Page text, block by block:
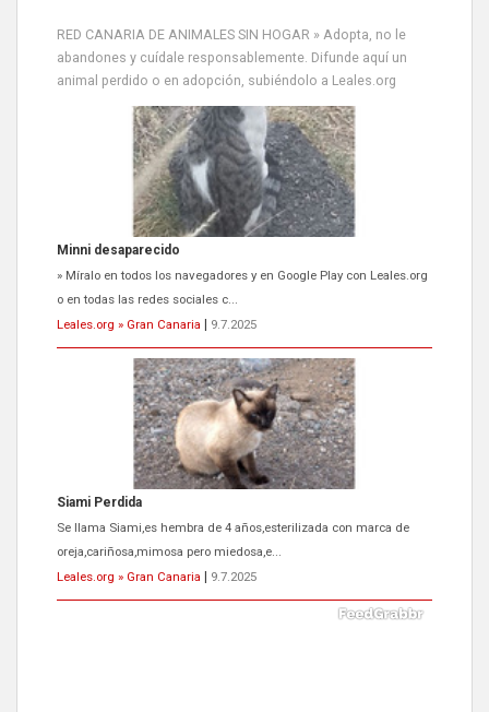
RED CANARIA DE ANIMALES SIN HOGAR » Adopta, no le
abandones y cuídale responsablemente. Difunde aquí un
animal perdido o en adopción, subiéndolo a Leales.org
Minni desaparecido
» Míralo en todos los navegadores y en Google Play con Leales.org
o en todas las redes sociales c...
Leales.org » Gran Canaria
9.7.2025
Siami Perdida
Se llama Siami,es hembra de 4 años,esterilizada con marca de
oreja,cariñosa,mimosa pero miedosa,e...
Leales.org » Gran Canaria
9.7.2025